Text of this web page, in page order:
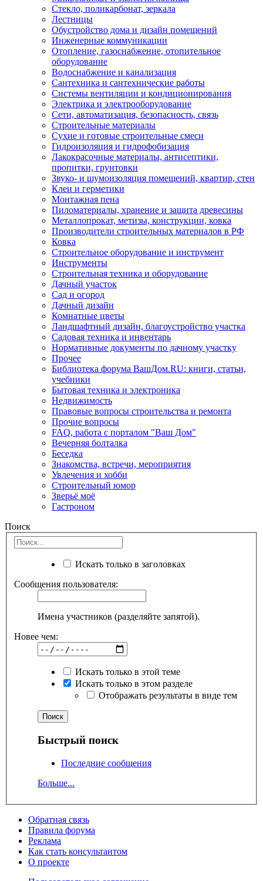
Стекло, поликарбонат, зеркала
Лестницы
Обустройство дома и дизайн помещений
Инженерные коммуникации
Отопление, газоснабжение, отопительное
оборудование
Водоснабжение и канализация
Сантехника и сантехнические работы
Системы вентиляции и кондиционирования
Электрика и электрооборудование
Сети, автоматизация, безопасность, связь
Строительные материалы
Сухие и готовые строительные смеси
Гидроизоляция и гидрофобизация
Лакокрасочные материалы, антисептики,
пропитки, грунтовки
Звуко- и шумоизоляция помещений, квартир, стен
Клеи и герметики
Монтажная пена
Пиломатериалы, хранение и защита древесины
Металлопрокат, метизы, конструкции, ковка
Производители строительных материалов в РФ
Ковка
Строительное оборудование и инструмент
Инструменты
Строительная техника и оборудование
Дачный участок
Сад и огород
Дачный дизайн
Комнатные цветы
Ландшафтный дизайн, благоустройство участка
Садовая техника и инвентарь
Нормативные документы по дачному участку
Прочее
Библиотека форума ВашДом.RU: книги, статьи,
учебники
Бытовая техника и электроника
Недвижимость
Правовые вопросы строительства и ремонта
Прочие вопросы
FAQ, работа с порталом "Ваш Дом"
Вечерняя болталка
Беседка
Знакомства, встречи, мероприятия
Увлечения и хобби
Строительный юмор
Зверьё моё
Гастроном
Поиск
Искать только в заголовках
Сообщения пользователя:
Имена участников (разделяйте запятой).
Новее чем:
Искать только в этой теме
Искать только в этом разделе
Отображать результаты в виде тем
Быстрый поиск
Последние сообщения
Больше...
Обратная связь
Правила форума
Реклама
Как стать консультантом
О проекте